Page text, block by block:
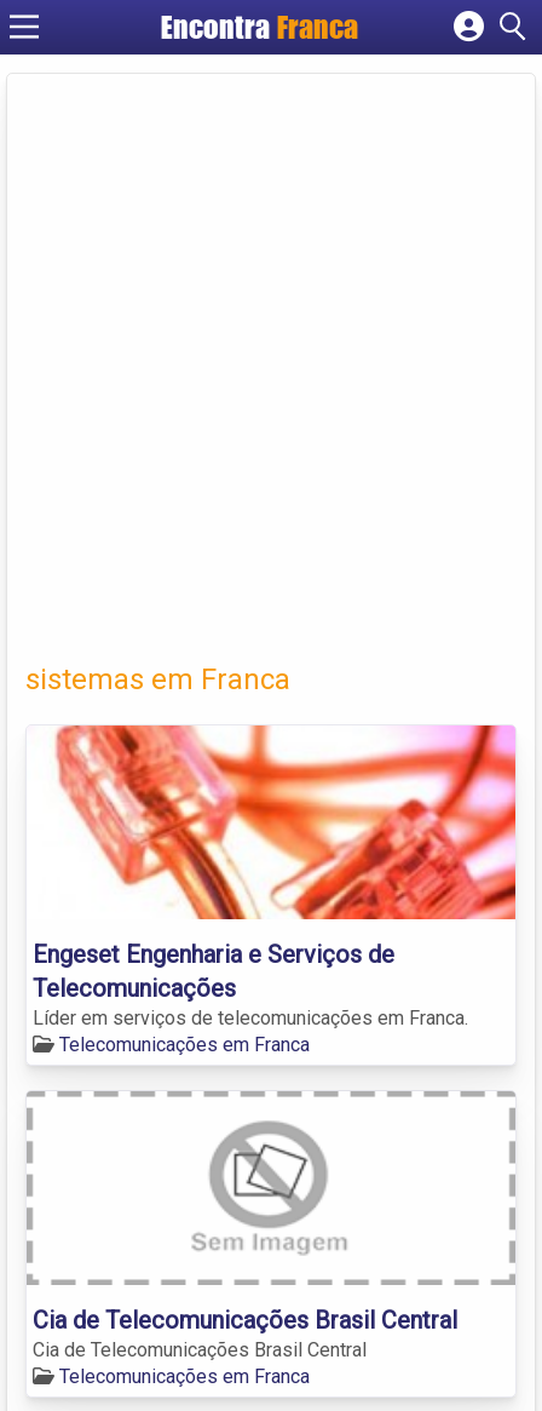
Encontra Franca
Cadastrar empresa
sistemas em Franca
Engeset Engenharia e Serviços de
Telecomunicações
Líder em serviços de telecomunicações em Franca.
Telecomunicações em Franca
Cia de Telecomunicações Brasil Central
Cia de Telecomunicações Brasil Central
Telecomunicações em Franca